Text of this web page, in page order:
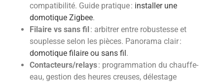
compatibilité. Guide pratique : installer une
domotique Zigbee.
Filaire vs sans fil: arbitrer entre robustesse et
souplesse selon les pièces. Panorama clair :
domotique filaire ou sans fil.
Contacteurs/relays: programmation du chauffe-
eau, gestion des heures creuses, délestage